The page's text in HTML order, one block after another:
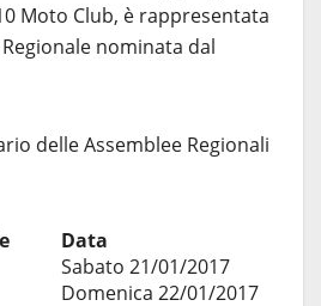
Moto Club, è rappresentata
nominata dal
delle Assemblee Regionali
Data
Sabato 21/01/2017
Domenica 22/01/2017